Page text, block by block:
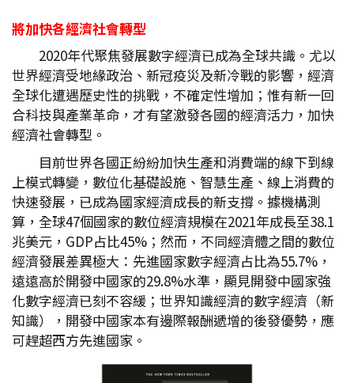
將加快各經濟社會轉型
2020年代聚焦發展數字經濟已成為全球共識。尤以
世界經濟受地緣政治、新冠疫災及新冷戰的影響，經濟
全球化遭遇歷史性的挑戰，不確定性增加；惟有新一回
合科技與產業革命，才有望激發各國的經濟活力，加快
經濟社會轉型。
目前世界各國正紛紛加快生產和消費端的線下到線
上模式轉變，數位化基礎設施、智慧生產、線上消費的
快速發展，已成為國家經濟成長的新支撐。據機構測
算，全球47個國家的數位經濟規模在2021年成長至38.1
兆美元，GDP占比45%；然而，不同經濟體之間的數位
經濟發展差異極大：先進國家數字經濟占比為55.7%，
遠遠高於開發中國家的29.8%水準，顯見開發中國家強
化數字經濟已刻不容緩；世界知識經濟的數字經濟（新
知識），開發中國家本有邊際報酬遞增的後發優勢，應
可趕超西方先進國家。